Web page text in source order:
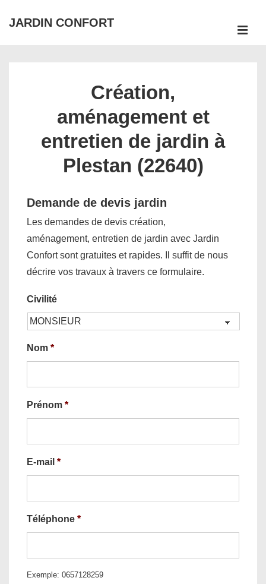
passer
JARDIN CONFORT
Création,
aménagement et
entretien de jardin à
Plestan (22640)
Demande de devis jardin
Les demandes de devis création,
aménagement, entretien de jardin avec Jardin
Confort sont gratuites et rapides. Il suffit de nous
décrire vos travaux à travers ce formulaire.
Civilité
Nom *
Prénom *
E-mail *
Téléphone *
Exemple: 0657128259